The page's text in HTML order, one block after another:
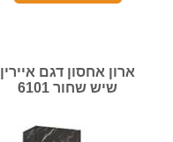
ארון אחסון דגם איירין
שיש שחור 6101